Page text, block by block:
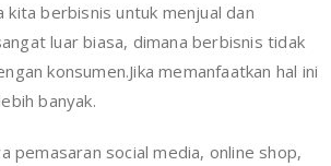
kita berbisnis untuk menjual dan
luar biasa, dimana berbisnis tidak
konsumen.Jika memanfaatkan hal ini
banyak.
pemasaran social media, online shop,